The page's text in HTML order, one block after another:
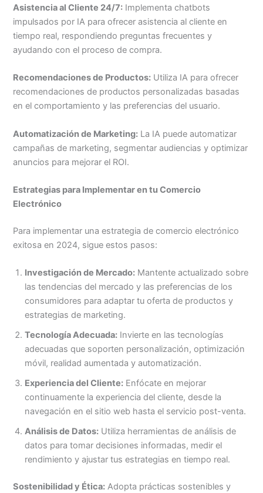
Asistencia al Cliente 24/7: Implementa chatbots
impulsados por IA para ofrecer asistencia al cliente en
tiempo real, respondiendo preguntas frecuentes y
ayudando con el proceso de compra.
Recomendaciones de Productos: Utiliza IA para ofrecer
recomendaciones de productos personalizadas basadas
en el comportamiento y las preferencias del usuario.
Automatización de Marketing: La IA puede automatizar
campañas de marketing, segmentar audiencias y optimizar
anuncios para mejorar el ROI.
Estrategias para Implementar en tu Comercio
Electrónico
Para implementar una estrategia de comercio electrónico
exitosa en 2024, sigue estos pasos:
Investigación de Mercado: Mantente actualizado sobre
las tendencias del mercado y las preferencias de los
consumidores para adaptar tu oferta de productos y
estrategias de marketing.
Tecnología Adecuada: Invierte en las tecnologías
adecuadas que soporten personalización, optimización
móvil, realidad aumentada y automatización.
Experiencia del Cliente: Enfócate en mejorar
continuamente la experiencia del cliente, desde la
navegación en el sitio web hasta el servicio post-venta.
Análisis de Datos: Utiliza herramientas de análisis de
datos para tomar decisiones informadas, medir el
rendimiento y ajustar tus estrategias en tiempo real.
Sostenibilidad y Ética: Adopta prácticas sostenibles y